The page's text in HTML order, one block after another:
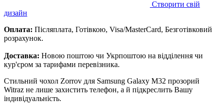
Створити свій
дизайн
Оплата: Післяплата, Готівкою, Visa/MasterCard, Безготівковий
розрахунок.
Доставка: Новою поштою чи Укрпоштою на відділення чи
кур'єром за тарифами перевізника.
Стильний чохол Zorrov для Samsung Galaxy M32 прозорий
Witraz не лише захистить телефон, а й підкреслить Вашу
індивідуальність.